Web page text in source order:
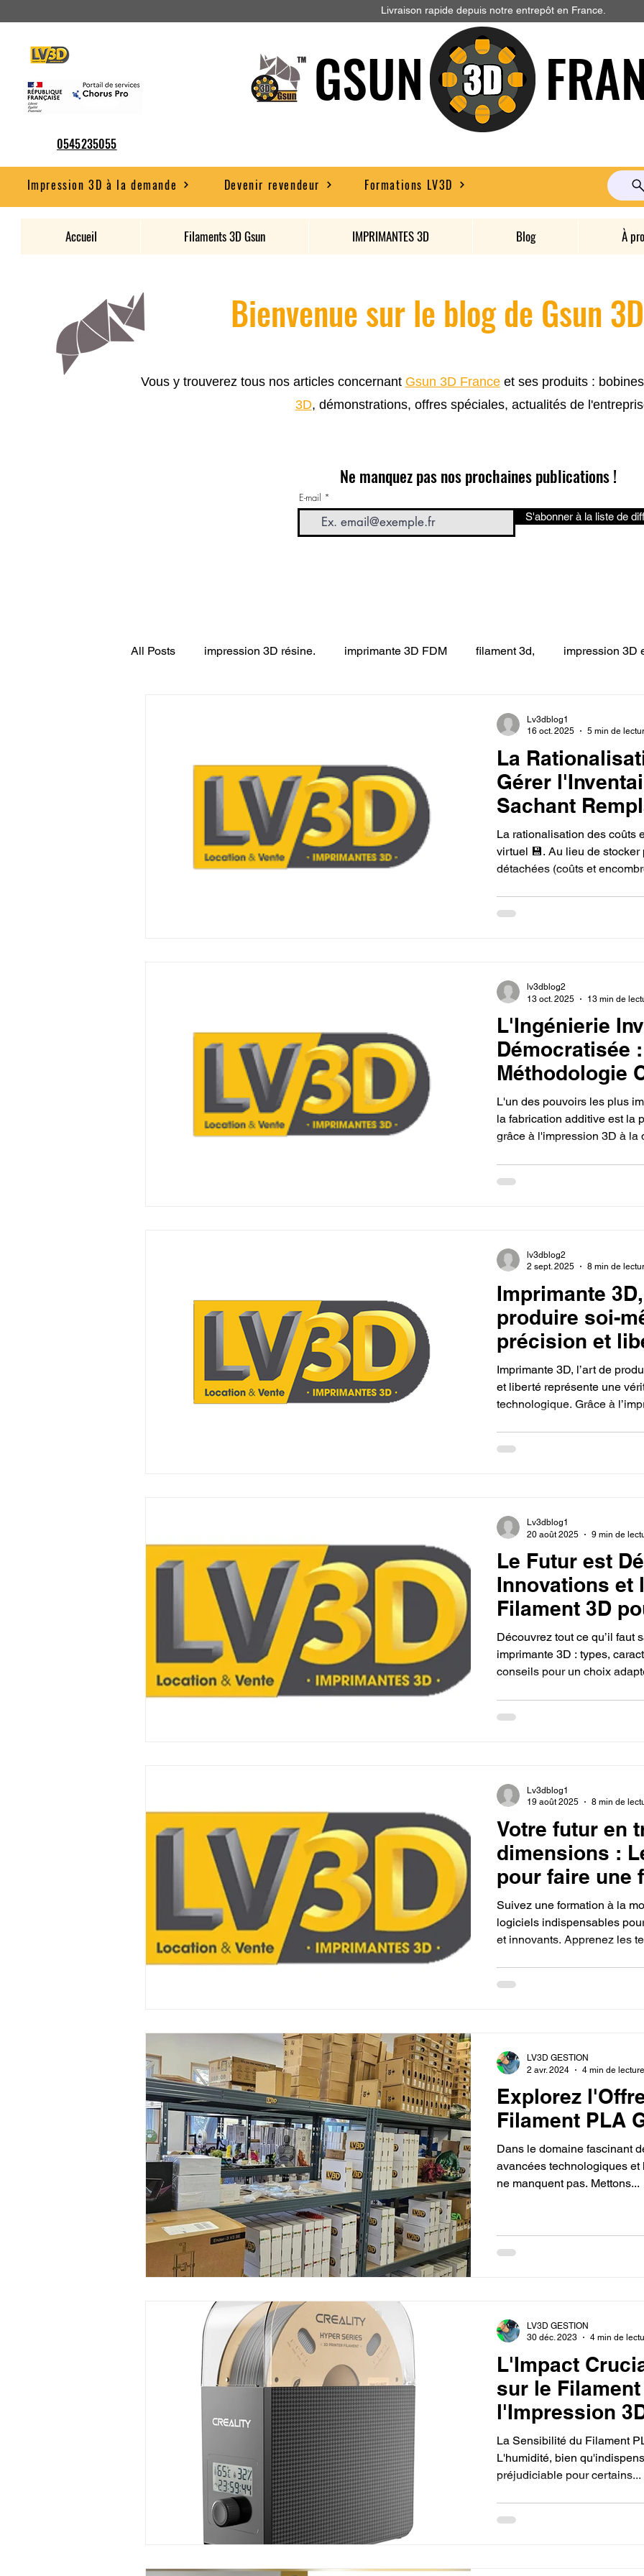
Livraison rapide depuis notre entrepôt en France.
0545235055
GSUN
Impression 3D à la demande Devenir revendeur Formations LV3D
Accueil Filaments 3D Gsun IMPRIMANTES 3D Blog À
Bienvenue sur le blog de Gsun
Vous y trouverez tous nos articles concernant Gsun 3D Franceet ses produits :
3D, démonstrations, offres spéciales, actualités de
Ne manquez pas nos prochaines publications !
E-mail
S'abonner à la liste de
All Posts impression 3D résine. imprimante 3D FDM filament 3d, impression 3D
SCANNER 3D Formation à l'impression 3D CPF impression 3D à la demande
filament 3D Refaire une piece en 3D
La
Gérer
Sachant
usagée par
3D.
La rationalisation des coûts
virtuel 💾. Au lieu de
détachées (coûts et
temps, ce qui élimine les
Lv3dblog1
16 oct. 2025
5 min de
L'Ingénierie
Démocratisée
Méthodologie
Refaire une
l'impression
avec une
L'un des pouvoirs les plus
la fabrication additive est la
grâce à l'impression 3D à la
spécifique. Posséder une
lv3dblog2
13 oct. 2025
13 min de
Imprimante
produire soi-
précision et
Imprimante 3D, l’art de
et liberté représente une
technologique. Grâce à
prototypage, le bricolage, la
lv3dblog2
2 sept. 2025
8 min de
Le Futur est
Innovations et
Filament 3D
3D en France.
Découvrez tout ce qu’il faut
imprimante 3D : types,
conseils pour un choix
Lv3dblog1
20 août 2025
9 min de
Votre futur en
dimensions :
pour faire une
modélisation
ou Blender)
CPF.
Suivez une formation à la
logiciels indispensables
et innovants. Apprenez les
Lv3dblog1
19 août 2025
8 min de
Explorez
Filament PLA
Dans le domaine fascinant
avancées technologiques
ne manquent pas. Mettons...
LV3D GESTION
2 avr. 2024
4 min de lecture
L'Impact
sur le
l'Impression
La Sensibilité du Filament
L'humidité, bien
préjudiciable pour certains...
LV3D GESTION
30 déc. 2023
4 min de